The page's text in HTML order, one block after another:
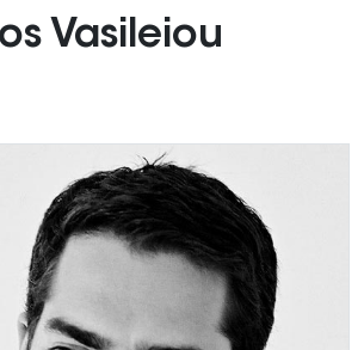
Vasileiou